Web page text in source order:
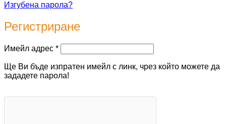
Изгубена парола?
Регистриране
Имейл адрес *Задължително
Ще Ви бъде изпратен имейл с линк, чрез който можете да
зададете парола!